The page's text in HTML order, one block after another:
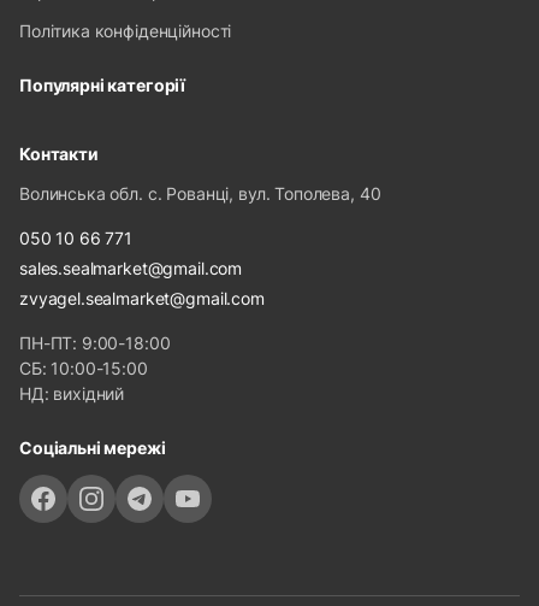
Політика конфіденційності
Популярні категорії
Контакти
Волинська обл. с. Рованці, вул. Тополева, 40
050 10 66 771
sales.sealmarket@gmail.com
zvyagel.sealmarket@gmail.com
ПН-ПТ: 9:00-18:00
СБ: 10:00-15:00
НД: вихідний
Соціальні мережі